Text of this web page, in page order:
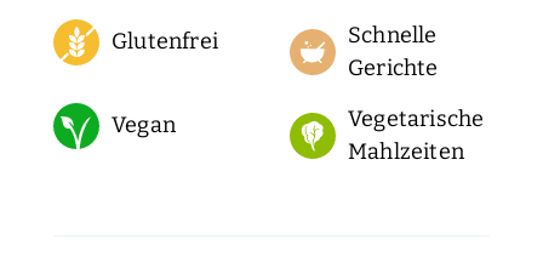
Glutenfrei
Schnelle
Gerichte
Vegan
Vegetarische
Mahlzeiten